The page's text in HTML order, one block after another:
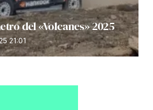
del «Volcanes» 2025
21:01